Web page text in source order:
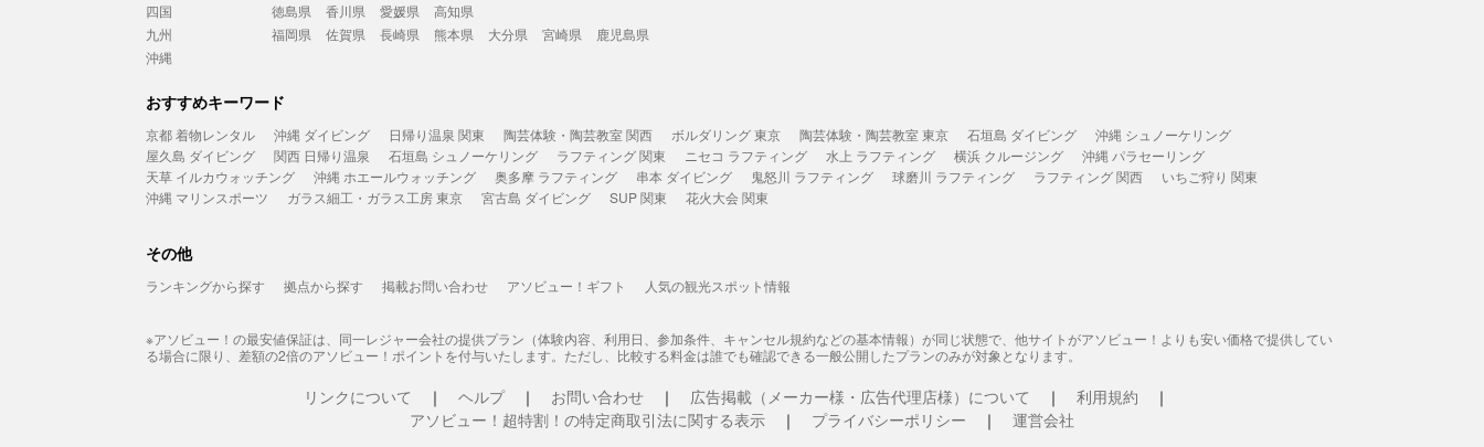
四国
徳島県 香川県 愛媛県
高知県
九州
福岡県 佐賀県 長崎県 熊本県 大分県 宮崎県
鹿児島県
沖縄
おすすめキーワード
京都 着物レンタル 沖縄 ダイビング 日帰り温泉 関東 陶芸体験・陶芸教室 関西 ボルダリング 東京 陶芸体験・陶芸教室 東京 石垣島 ダイビング
沖縄 シュノーケリング
屋久島 ダイビング
関西 日帰り温泉 石垣島 シュノーケリング ラフティング 関東 ニセコ ラフティング 水上 ラフティング 横浜 クルージング
沖縄 パラセーリング
天草 イルカウォッチング
沖縄 ホエールウォッチング 奥多摩 ラフティング 串本 ダイビング 鬼怒川 ラフティング 球磨川 ラフティング ラフティング 関西
いちご狩り 関東
沖縄 マリンスポーツ
ガラス細工・ガラス工房 東京 宮古島 ダイビング SUP 関東 花火大会 関東
その他
ランキングから探す 拠点から探す 掲載お問い合わせ アソビュー！ギフト 人気の観光スポット情報
※アソビュー！の最安値保証は、同一レジャー会社の提供プラン（体験内容、利用日、参加条件、キャンセル規約などの基本情報）が同じ状態で、他サイトがアソビュー！よりも安い価格で提供してい
る場合に限り、差額の2倍のアソビュー！ポイントを付与いたします。ただし、比較する料金は誰でも確認できる一般公開したプランのみが対象となります。
リンクについて ヘルプ お問い合わせ 広告掲載（メーカー様・広告代理店様）について
利用規約
アソビュー！超特割！の特定商取引法に関する表示
プライバシーポリシー 運営会社